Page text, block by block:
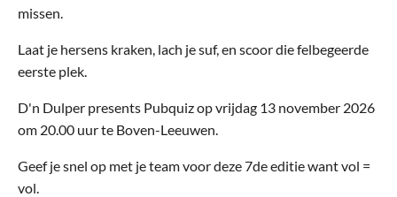
missen.
Laat je hersens kraken, lach je suf, en scoor die felbegeerde
eerste plek.
D'n Dulper presents Pubquiz op vrijdag 13 november 2026
om 20.00 uur te Boven-Leeuwen.
Geef je snel op met je team voor deze 7de editie want vol =
vol.